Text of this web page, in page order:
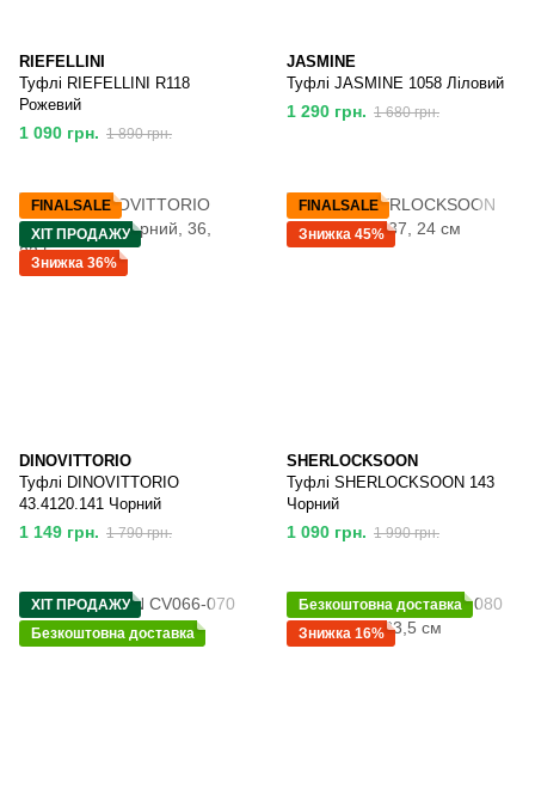
RIEFELLINI
Туфлі RIEFELLINI R118
Рожевий
1 090 грн. 1 890 грн.
JASMINE
Туфлі JASMINE 1058 Ліловий
1 290 грн. 1 680 грн.
FINALSALE
ХІТ ПРОДАЖУ
Знижка 36%
DINOVITTORIO
Туфлі DINOVITTORIO
43.4120.141 Чорний
1 149 грн. 1 790 грн.
FINALSALE
Знижка 45%
SHERLOCKSOON
Туфлі SHERLOCKSOON 143
Чорний
1 090 грн. 1 990 грн.
ХІТ ПРОДАЖУ
Безкоштовна доставка
Безкоштовна доставка
Знижка 16%